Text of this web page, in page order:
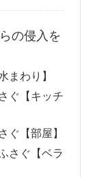
の侵入を
まわり】
ぐ【キッチ
ぐ【部屋】
さぐ【ベラ